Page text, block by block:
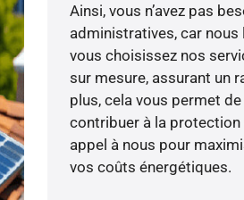
Ainsi, vous n’avez pas
administratives, car
vous choisissez nos
sur mesure, assurant un
plus, cela vous permet
contribuer à la protection
appel à nous pour
vos coûts énergétiques.